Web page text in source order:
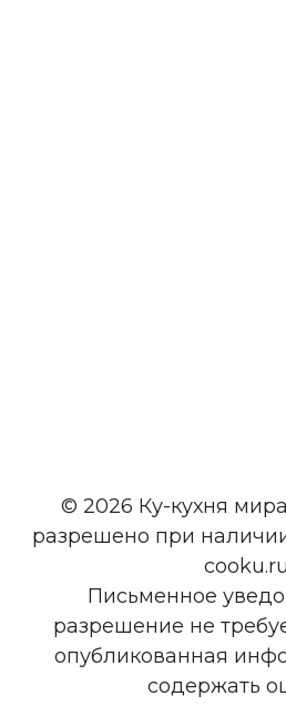
© 2026 Ку-кухня
разрешено при
Письменное
разрешение не
опубликованная
содержать